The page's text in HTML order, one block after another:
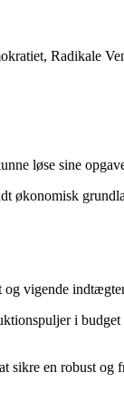
Radikale
løse sine
økonomisk
vigende
i
sikre en robust og